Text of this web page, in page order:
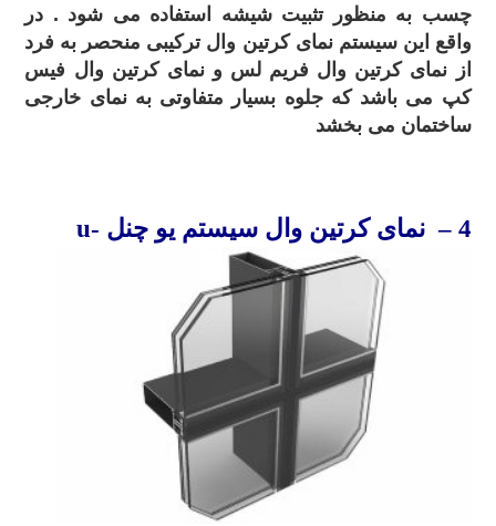
چسب به منظور تثبیت شیشه استفاده می شود . در
واقع این سیستم نمای کرتین وال ترکیبی منحصر به فرد
از نمای کرتین وال فریم لس و نمای کرتین وال فیس
کپ می باشد که جلوه بسیار متفاوتی به نمای خارجی
ساختمان می بخشد
4 – نمای کرتینوالسیستمیو چنل u-